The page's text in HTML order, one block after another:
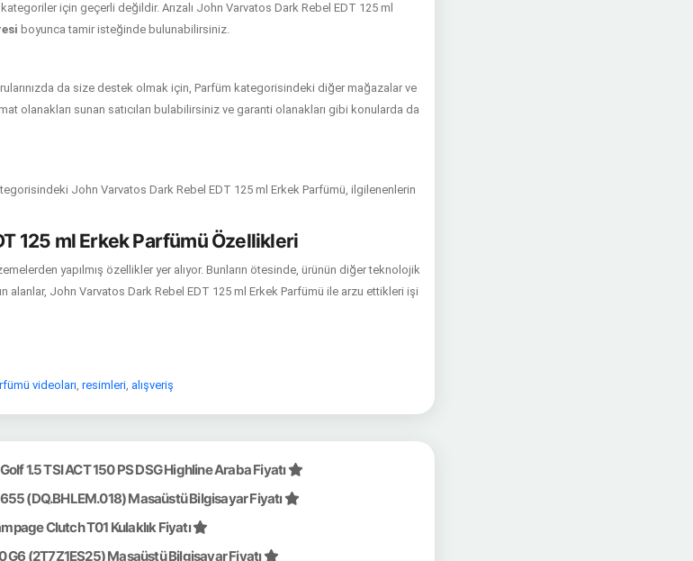
için geçerli değildir. Arızalı John Varvatos Dark Rebel EDT 125 ml
boyunca tamir isteğinde bulunabilirsiniz.
da size destek olmak için, Parfüm kategorisindeki diğer mağazalar ve
olanakları sunan satıcıları bulabilirsiniz ve garanti olanakları gibi konularda da
John Varvatos Dark Rebel EDT 125 ml Erkek Parfümü, ilgilenenlerin
125 ml Erkek Parfümü Özellikleri
yapılmış özellikler yer alıyor. Bunların ötesinde, ürünün diğer teknolojik
alanlar, John Varvatos Dark Rebel EDT 125 ml Erkek Parfümü ile arzu ettikleri işi
videoları, resimleri, alışveriş
1.5 TSI ACT 150 PS DSG Highline Araba Fiyatı
(DQ.BHLEM.018) Masaüstü Bilgisayar Fiyatı
Clutch T01 Kulaklık Fiyatı
G6 (2T7Z1ES25) Masaüstü Bilgisayar Fiyatı